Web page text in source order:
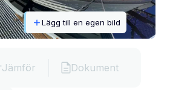
Lägg till en egen bild
Jämför Dokument